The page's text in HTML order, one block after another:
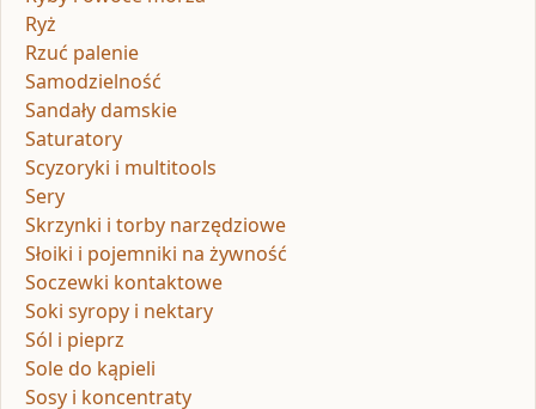
Ryż
Rzuć palenie
Samodzielność
Sandały damskie
Saturatory
Scyzoryki i multitools
Sery
Skrzynki i torby narzędziowe
Słoiki i pojemniki na żywność
Soczewki kontaktowe
Soki syropy i nektary
Sól i pieprz
Sole do kąpieli
Sosy i koncentraty